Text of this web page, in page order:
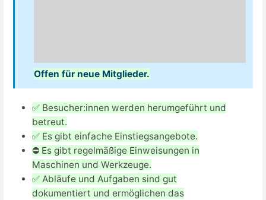
Offen für neue Mitglieder.
✅ Besucher:innen werden herumgeführt und
betreut.
✅ Es gibt einfache Einstiegsangebote.
⛔ Es gibt regelmäßige Einweisungen in
Maschinen und Werkzeuge.
✅ Abläufe und Aufgaben sind gut
dokumentiert und ermöglichen das